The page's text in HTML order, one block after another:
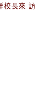
校長來 訪